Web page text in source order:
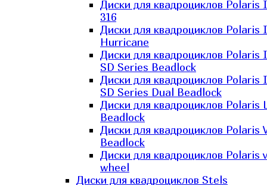
Диски для квадроциклов Polaris
316
Диски для квадроциклов Polaris
Hurricane
Диски для квадроциклов Polaris
SD Series Beadlock
Диски для квадроциклов Polaris
SD Series Dual Beadlock
Диски для квадроциклов Polaris
Beadlock
Диски для квадроциклов Polaris
Beadlock
Диски для квадроциклов Polaris
wheel
Диски для квадроциклов Stels